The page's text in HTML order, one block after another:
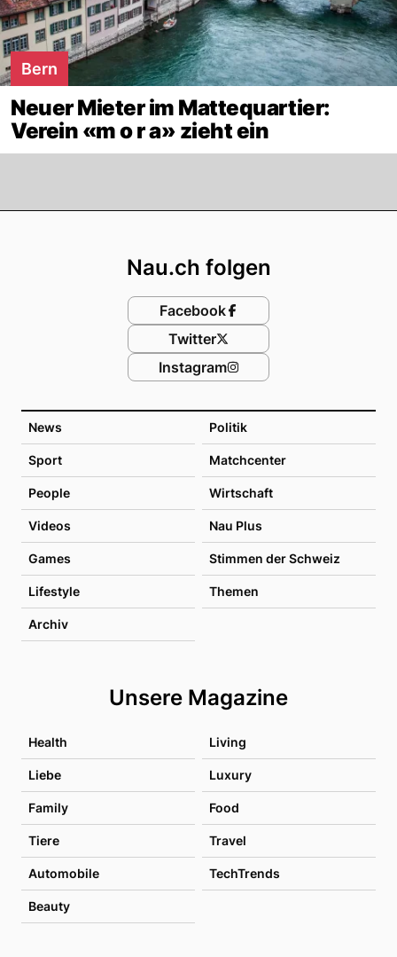
Bern
Neuer Mieter im Mattequartier:
Verein «m o r a» zieht ein
News Politik
Sport Matchcenter
People Wirtschaft
Videos Nau Plus
Games Stimmen der Schweiz
Lifestyle Themen
Archiv
Unsere Magazine
Health Living
Liebe Luxury
Family Food
Tiere Travel
Automobile TechTrends
Beauty
Nau.ch folgen
Facebook
Twitter
Instagram